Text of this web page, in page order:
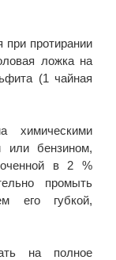
при протирании
ложка на
(1 чайная
химическими
или бензином,
в 2 %
промыть
его губкой,
на полное